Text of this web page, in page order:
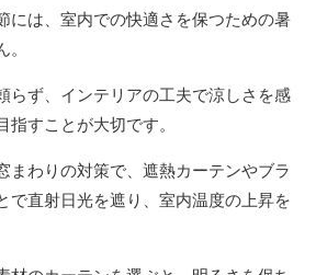
には、室内での快適さを保つための暑
らず、インテリアの工夫で涼しさを感
指すことが大切です。
まわりの対策で、遮熱カーテンやブラ
で直射日光を遮り、室内温度の上昇を